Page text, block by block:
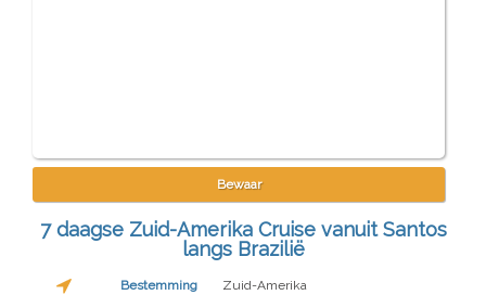
Bewaar
7 daagse Zuid-Amerika Cruise vanuit Santos
langs Brazilië
Bestemming Zuid-Amerika